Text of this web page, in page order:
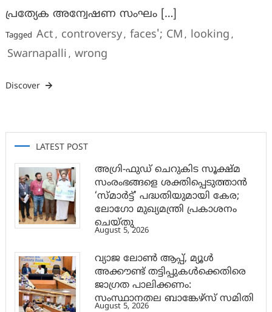
പ്രത്യേക അന്വേഷണ സംഘം […]
Tagged Act , controversy, faces'; CM , looking ,
Swarnapalli , wrong
Discover
LATEST POST
അഗ്രി-ഫുഡ് ചെറുകിട സൂക്ഷ്മ
സംരംഭങ്ങളെ ശക്തിപ്പെടുത്താന്‍
‘സ്മാര്‍ട്ട്’ പദ്ധതിയുമായി കേര;
ലോഗോ മുഖ്യമന്ത്രി പ്രകാശനം
ചെയ്തു
August 5, 2026
വ്യാജ ലോൺ ആപ്പ്, മ്യൂൾ
അക്കൗണ്ട് തട്ടിപ്പുകൾക്കെതിരെ
ജാ​ഗ്രത പാലിക്കണം:
സംസ്ഥാനതല ബാങ്കേഴ്സ് സമിതി
August 5, 2026